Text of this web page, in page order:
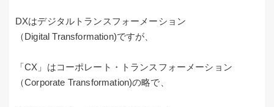
DXはデジタルトランスフォーメーション
（Digital Transformation)ですが、
「CX」はコーポレート・トランスフォーメーション
（Corporate Transformation)の略で、